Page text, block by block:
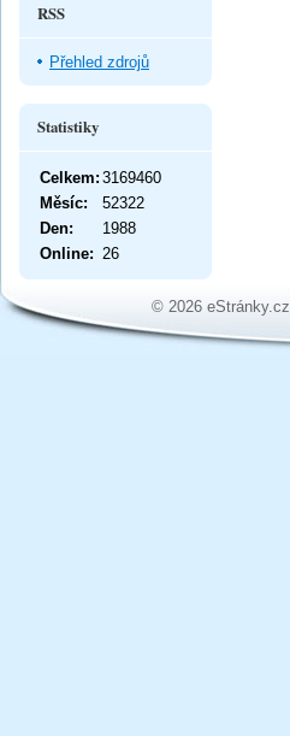
RSS
Přehled zdrojů
Statistiky
Online: 26
Celkem: 3169460
Měsíc:
52322
Den:
1988
© 2026 eStránky.cz